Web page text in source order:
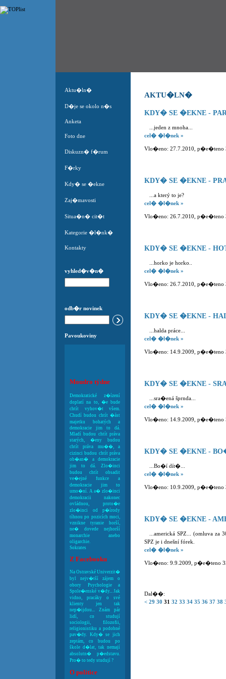
AKTU�LN�
KDY� SE �EKNE -
...jeden z mnoha...
cel� �l�nek »
Vlo�eno: 27.7.2010, p�e�teno
KDY� SE �EKNE -
...a který to je?
cel� �l�nek »
Vlo�eno: 26.7.2010, p�e�teno
KDY� SE �EKNE -
...horko je horko..
cel� �l�nek »
Vlo�eno: 26.7.2010, p�e�teno
KDY� SE �EKNE -
...halda práce...
cel� �l�nek »
Vlo�eno: 14.9.2009, p�e�teno
KDY� SE �EKNE -
...sra�ená šprnda...
cel� �l�nek »
Vlo�eno: 14.9.2009, p�e�teno
KDY� SE �EKNE -
...Bo�í dít�...
cel� �l�nek »
Vlo�eno: 10.9.2009, p�e�teno
KDY� SE �EKNE -
...americká SPZ... (omluva
SPZ je i dnešní fórek.
cel� �l�nek »
Vlo�eno: 9.9.2009, p�e�teno
Dal��:
< 29 30 31 32 33 34 35 36 37 38
Aktu�ln�
D�je se okolo n�s
Anketa
Foto dne
Diskuzn� f�rum
F�rky
Kdy� se �ekne
Zaj�mavosti
Situa�n� cit�t
Kategorie �l�nk�
Kontakty
vyhled�v�n�
odb�r novinek
Pavoukoviny
Moudro týdne
Demokratické z�ízení
doplatí na to, �e bude
chtít vyhov�t všem.
Chudí budou chtít �ást
majetku bohatých a
demokracie jim to dá.
Mladí budou chtít práva
starých, �eny budou
chtít práva mu��, a
cizinci budou chtít práva
ob�an� a demokracie
jim to dá. Zlo�inci
budou chtít obsadit
ve�ejné funkce a
demokracie jim to
umo�ní. A a� zlo�inci
demokracii nakonec
ovládnou, proto�e
zlo�inci od p�írody
tíhnou po pozicích moci,
vznikne tyranie horší,
ne� dovede nejhorší
monarchie anebo
oligarchie.
Sokrates
Z Facebooku
Na Ostravské Univerzit�
byl nejv�tší zájem o
obory Psychologie a
Spole�enské v�dy... Jak
vidno, pracáky o své
klienty jen tak
nep�ijdou... Znám pár
lidí, co studují
sociologii, filozofii,
religionistiku a podobné
pav�dy. Kdy� se jich
zeptám, co budou po
škole d�lat, tak nemají
absolutn� p�edstavu.
Pro� to tedy studují ?
O politice